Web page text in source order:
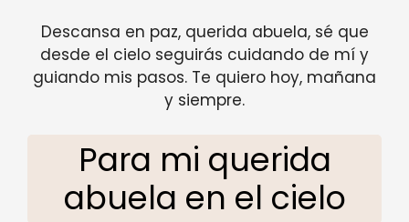
Descansa en paz, querida abuela, sé que
desde el cielo seguirás cuidando de mí y
guiando mis pasos. Te quiero hoy, mañana
y siempre.
Para mi querida
abuela en el cielo